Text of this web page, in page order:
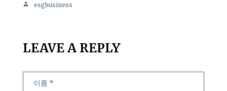
esgbusiness
LEAVE A REPLY